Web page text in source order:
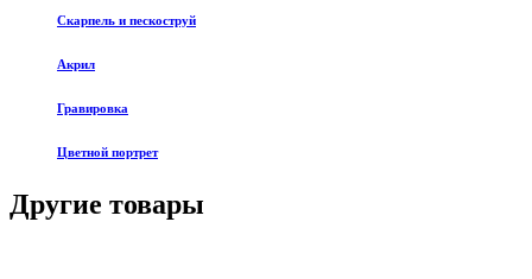
Скарпель и пескоструй
Акрил
Гравировка
Цветной портрет
Другие товары